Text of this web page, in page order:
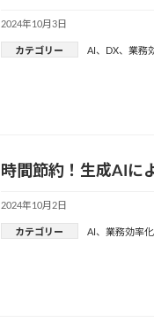
2024年10月3日
カテゴリー AI、 DX、 業務
時間節約！生成AIに
2024年10月2日
カテゴリー AI 、 業務効率化